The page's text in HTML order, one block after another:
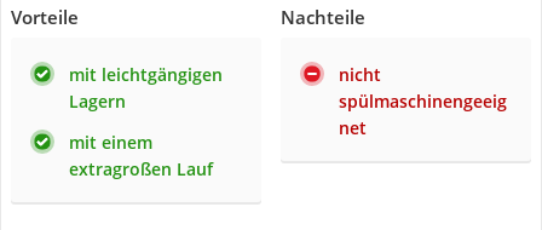
Vorteile
mit leichtgängigen
Lagern
mit einem
extragroßen Lauf
Nachteile
nicht
spülmaschinengeeig
net